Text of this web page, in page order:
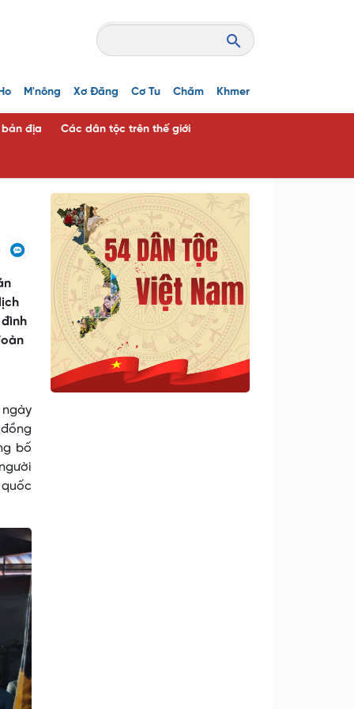
M'nông Xơ Đăng Cơ Tu Chăm Khmer
bản địa Các dân tộc trên thế giới
bố